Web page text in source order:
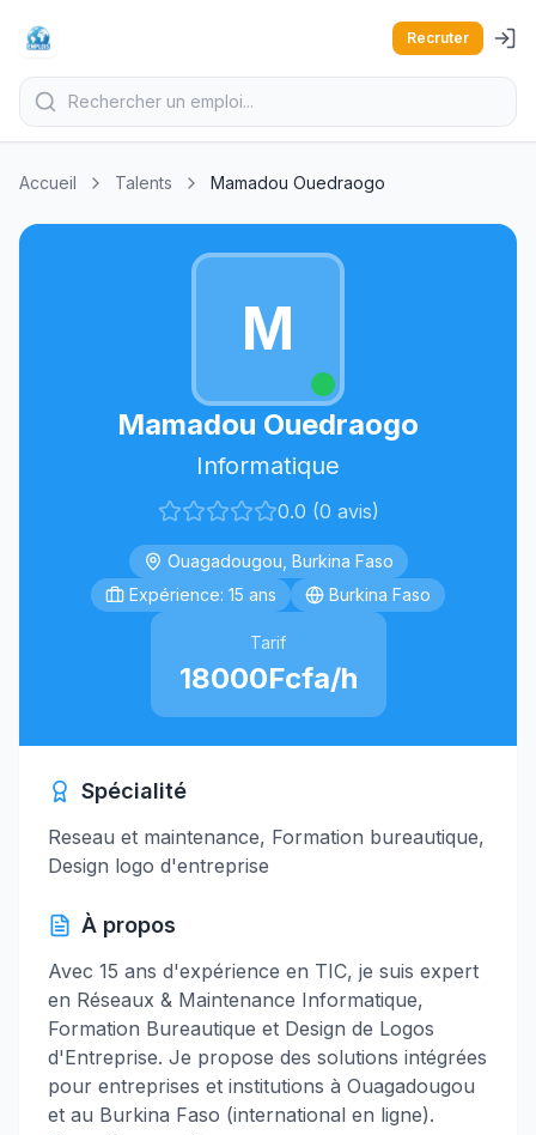
Recruter
Accueil Talents Mamadou Ouedraogo
M
Mamadou Ouedraogo
Informatique
0.0 (0 avis)
Ouagadougou, Burkina Faso
Expérience: 15 ans
Burkina Faso
Tarif
18000Fcfa/h
Spécialité
Reseau et maintenance, Formation bureautique,
Design logo d'entreprise
À propos
Avec 15 ans d'expérience en TIC, je suis expert
en Réseaux & Maintenance Informatique,
Formation Bureautique et Design de Logos
d'Entreprise. Je propose des solutions intégrées
pour entreprises et institutions à Ouagadougou
et au Burkina Faso (international en ligne).